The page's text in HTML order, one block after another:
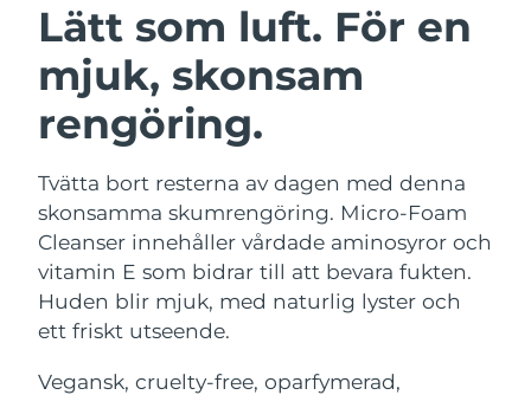
Lätt som luft. För en
mjuk, skonsam
rengöring.
Tvätta bort resterna av dagen med denna
skonsamma skumrengöring. Micro-Foam
Cleanser innehåller vårdade aminosyror och
vitamin E som bidrar till att bevara fukten.
Huden blir mjuk, med naturlig lyster och
ett friskt utseende.
Vegansk, cruelty-free, oparfymerad,